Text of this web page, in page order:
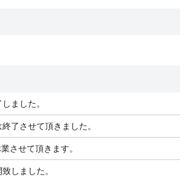
ました。
了させて頂きました。
させて頂きます。
しました。